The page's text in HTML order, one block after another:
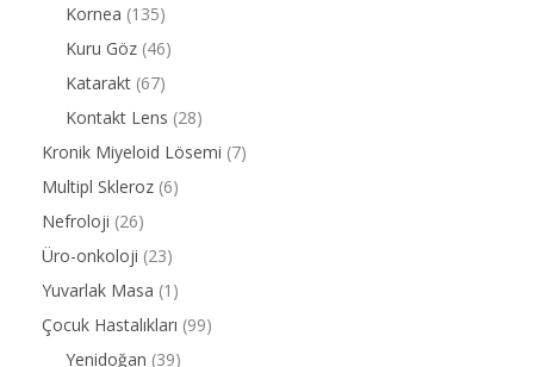
Kornea (135)
Kuru Göz (46)
Katarakt (67)
Kontakt Lens (28)
Kronik Miyeloid Lösemi (7)
Multipl Skleroz (6)
Nefroloji (26)
Üro-onkoloji (23)
Yuvarlak Masa (1)
Çocuk Hastalıkları (99)
Yenidoğan (39)